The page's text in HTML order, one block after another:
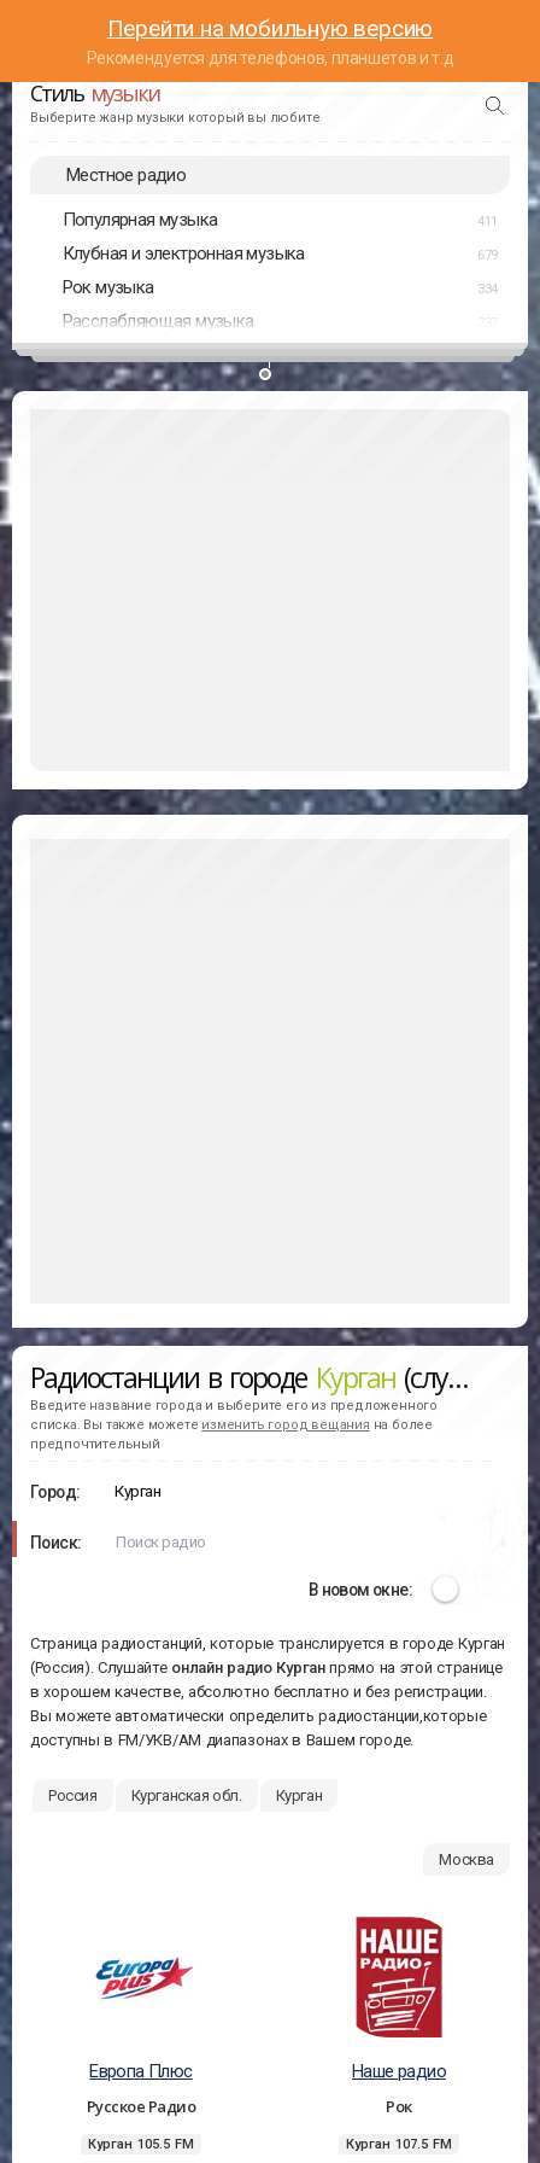
Перейти на мобильную версию
Рекомендуется для телефонов, планшетов и т.д
Стиль музыки
Выберите жанр музыки который вы любите
Местное радио
Популярная музыка 411
Клубная и электронная музыка 679
Рок музыка 334
Расслабляющая музыка
Радиостанции в городе Курган(слушать онлайн)
Введите название города и выберите его из предложенного
списка. Вы также можете изменить город вещания на более
предпочтительный
Город:
Поиск:
В новом окне:
Страница радиостанций, которые транслируется в городе Курган
(Россия). Слушайте онлайн радио Курганпрямо на этой странице
в хорошем качестве, абсолютно бесплатно и без регистрации.
Вы можете автоматически определить радиостанции,которые
доступны в FM/УКВ/АМ диапазонах в Вашем городе.
Россия Курганская обл. Курган
Москва
Европа Плюс
Русское Радио
Курган 105.5 FM
Наше радио
Рок
Курган 107.5 FM